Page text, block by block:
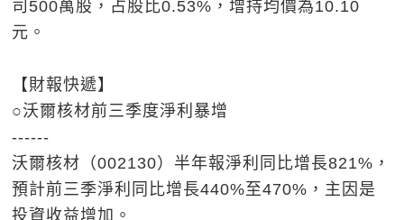
司500萬股，占股比0.53%，增持均價為10.10
元。
【財報快遞】
○沃爾核材前三季度淨利暴增
------
沃爾核材（002130）半年報淨利同比增長821%，
預計前三季淨利同比增長440%至470%，主因是
投資收益增加。